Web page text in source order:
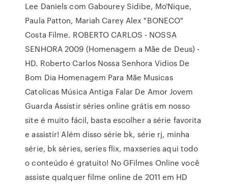
Lee Daniels com Gabourey Sidibe, Mo'Nique,
Paula Patton, Mariah Carey Alex "BONECO"
Costa Filme. ROBERTO CARLOS - NOSSA
SENHORA 2009 (Homenagem a Mãe de Deus) -
HD. Roberto Carlos Nossa Senhora Vidios De
Bom Dia Homenagem Para Mãe Musicas
Catolicas Música Antiga Falar De Amor Jovem
Guarda Assistir séries online grátis em nosso
site é muito fácil, basta escolher a série favorita
e assistir! Além disso série bk, série rj, minha
série, bk séries, series flix, maxseries aqui todo
o conteúdo é gratuito! No GFilmes Online você
assiste qualquer filme online de 2011 em HD